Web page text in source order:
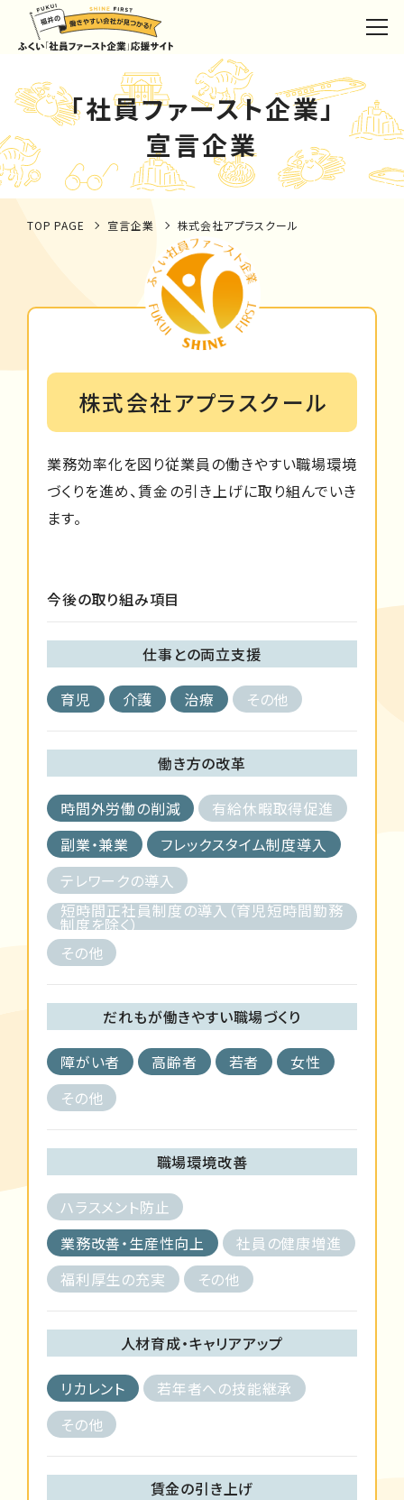
「社員ファースト企業」
宣言企業
TOP PAGE 宣言企業 株式会社アプラスクール
株式会社アプラスクール
業務効率化を図り従業員の働きやすい職場環境
づくりを進め、賃金の引き上げに取り組んでいき
ます。
今後の取り組み項目
仕事との両立支援
育児 介護 治療 その他
働き方の改革
時間外労働の削減
有給休暇取得促進
副業・兼業
フレックスタイム制度導入
テレワークの導入
短時間正社員制度の導入（育児短時間勤務
制度を除く）
その他
だれもが働きやすい職場づくり
障がい者 高齢者 若者
女性
その他
職場環境改善
ハラスメント防止
業務改善・生産性向上
社員の健康増進
福利厚生の充実
その他
人材育成・キャリアアップ
リカレント
若年者への技能継承
その他
賃金の引き上げ